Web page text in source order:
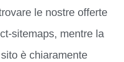
le nostre offerte
sitemaps, mentre la
è chiaramente